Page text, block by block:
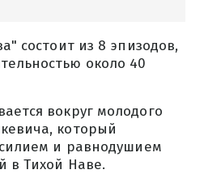
состоит из 8 эпизодов,
около 40
вокруг молодого
который
и равнодушием
в Тихой Наве.